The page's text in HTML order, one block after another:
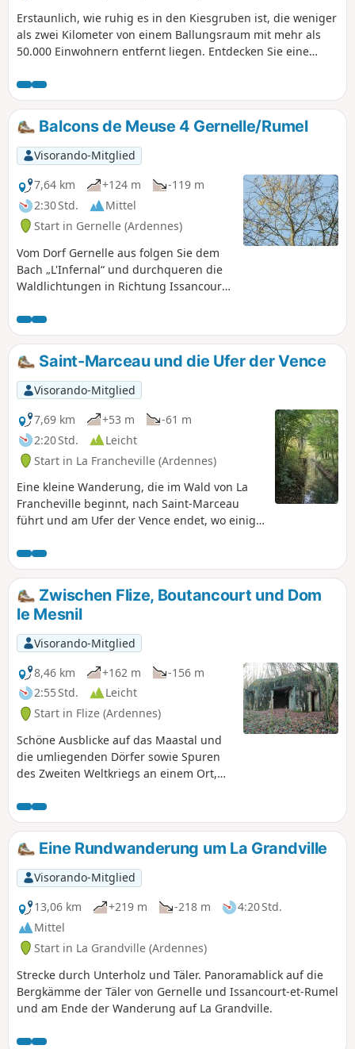
Erstaunlich, wie ruhig es in den Kiesgruben ist, die weniger
als zwei Kilometer von einem Ballungsraum mit mehr als
50.000 Einwohnern entfernt liegen. Entdecken Sie eine
Balcons de Meuse 4 Gernelle/Rumel
Visorando-Mitglied
7,64 km
+124 m
-119 m
2:30 Std.
Mittel
Start in Gernelle (Ardennes)
Vom Dorf Gernelle aus folgen Sie dem
Bach „L'Infernal“ und durchqueren die
Waldlichtungen in Richtung Issancourt.
wandern über Rumel hinauf zum
Kalvarienberg von Gernelle und in eines
der schönsten Täler des Kantons.
Saint-Marceau und die Ufer der Vence
Visorando-Mitglied
7,69 km
+53 m
-61 m
2:20 Std.
Leicht
Start in La Francheville (Ardennes)
Eine kleine Wanderung, die im Wald von La
Francheville beginnt, nach Saint-Marceau
führt und am Ufer der Vence endet, wo einige
Wassermühlen, zu sehen sind.
Zwischen Flize, Boutancourt und Dom
le Mesnil
Visorando-Mitglied
8,46 km
+162 m
-156 m
2:55 Std.
Leicht
Start in Flize (Ardennes)
Schöne Ausblicke auf das Maastal und
die umliegenden Dörfer sowie Spuren
des Zweiten Weltkriegs an einem Ort,
Wirtschaftsgeschichte geprägt hat.
Eine Rundwanderung um La Grandville
Visorando-Mitglied
13,06 km
+219 m -218 m
4:20 Std.
Mittel
Start in La Grandville (Ardennes)
Strecke durch Unterholz und Täler. Panoramablick auf die
Bergkämme der Täler von Gernelle und Issancourt-et-Rumel
und am Ende der Wanderung auf La Grandville.